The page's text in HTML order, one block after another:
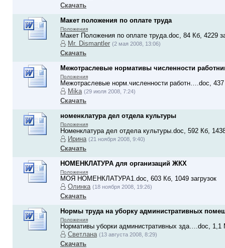
Скачать
Макет положения по оплате труда
Положения
Макет Положения по оплате труда.doc, 84 Кб, 4229
Mr. Dismantler (2 мая 2008, 13:06)
Скачать
Межотраслевые нормативы численности
Положения
Межотраслевые норм.численности работн….doc, 437
Mika (29 июля 2008, 7:24)
Скачать
номенклатура дел отдела культуры
Положения
Номенклатура дел отдела культуры.doc, 592 Кб,
Ирина (21 ноября 2008, 9:40)
Скачать
НОМЕНКЛАТУРА для организаций ЖКХ
Положения
МОЯ НОМЕНКЛАТУРА1.doc, 603 Кб, 1049 загрузок
Олинка (18 ноября 2008, 19:26)
Скачать
Нормы труда на уборку административных
Положения
Нормативы уборки административных зда….doc, 1,1
Светлана (13 августа 2008, 8:29)
Скачать